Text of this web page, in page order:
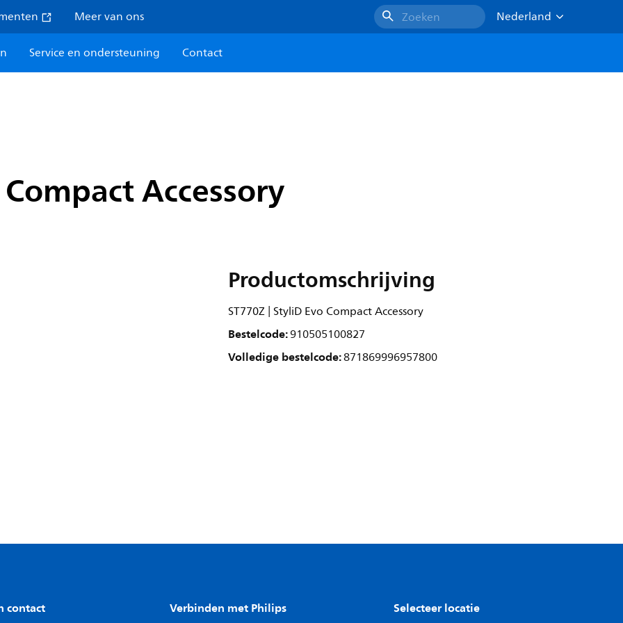
Meer van ons Zoeken
Nederland
Service en ondersteuning Contact
Accessory
Productomschrijving
ST770Z | StyliD Evo Compact Accessory
Bestelcode:910505100827
Volledige bestelcode:871869996957800
contact Verbinden met Philips Selecteer locatie